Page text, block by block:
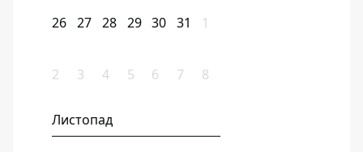
26 27 28 29 30 31 1
2 3 4 5 6 7 8
Листопад